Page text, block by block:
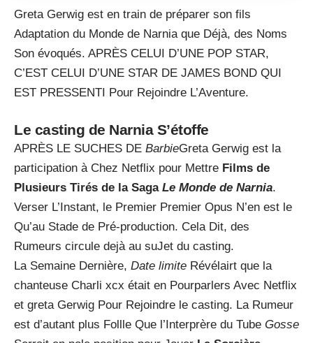
Greta Gerwig est en train de préparer son fils
Adaptation du Monde de Narnia que Déjà, des Noms
Son évoqués. APRÈS CELUI D’UNE POP STAR,
C’EST CELUI D’UNE STAR DE JAMES BOND QUI
EST PRESSENTI Pour Rejoindre L’Aventure.
Le casting de Narnia S’étoffe
APRÈS LE SUCHES DE BarbieGreta Gerwig est la
participation à Chez Netflix pour Mettre Films de
Plusieurs Tirés de la Saga Le Monde de Narnia.
Verser L’Instant, le Premier Premier Opus N’en est le
Qu’au Stade de Pré-production. Cela Dit, des
Rumeurs circule dejà au suJet du casting.
La Semaine Dernière, Date limite Révélairt que la
chanteuse Charli xcx était en Pourparlers Avec Netflix
et greta Gerwig Pour Rejoindre le casting. La Rumeur
est d’autant plus Follle Que l’Interprère du Tube Gosse